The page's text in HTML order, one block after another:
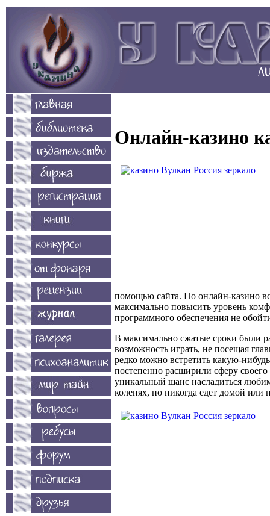
Онлайн-казино
помощью сайта. Но онлайн-казино
максимально повысить уровень
программного обеспечения не
В максимально сжатые сроки были
возможность играть, не посещая
редко можно встретить какую-
постепенно расширили сферу
уникальный шанс насладиться
коленях, но никогда едет домой или